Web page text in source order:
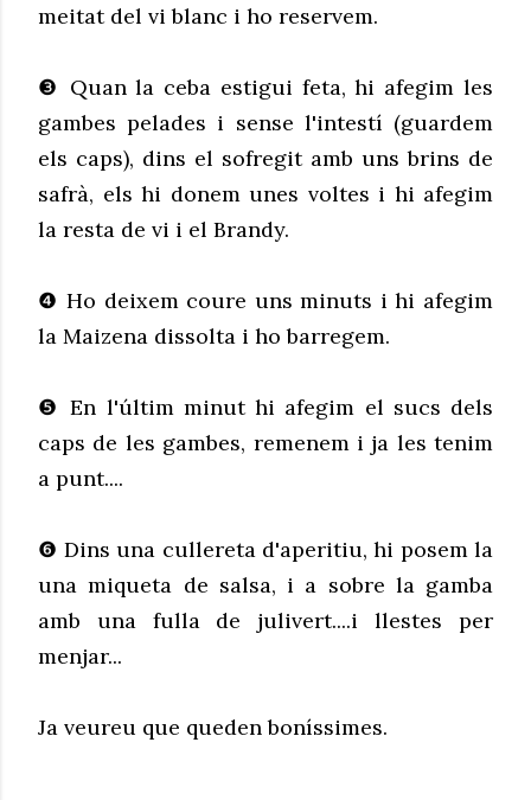
meitat del vi blanc i ho reservem.
❸ Quan la ceba estigui feta, hi afegim les
gambes pelades i sense l'intestí (guardem
els caps), dins el sofregit amb uns brins de
safrà, els hi donem unes voltes i hi afegim
la resta de vi i el Brandy.
❹ Ho deixem coure uns minuts i hi afegim
la Maizena dissolta i ho barregem.
❺ En l'últim minut hi afegim el sucs dels
caps de les gambes, remenem i ja les tenim
a punt....
❻ Dins una cullereta d'aperitiu, hi posem la
una miqueta de salsa, i a sobre la gamba
amb una fulla de julivert....i llestes per
menjar...
Ja veureu que queden boníssimes.